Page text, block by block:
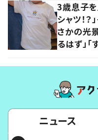
3歳息子
シャツ！
さかの光
るはず」「
ニュース